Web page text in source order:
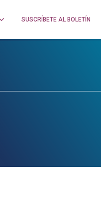
SUSCRÍBETE AL BOLETÍN